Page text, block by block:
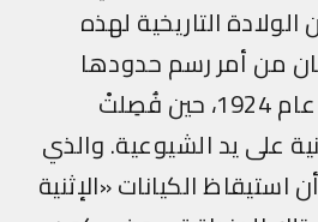
التاريخية لهذه
أمر رسم حدودها
رسماً مصطنعاً منذ عام 1924، حين فُصِلتْ
يد الشيوعية. والذي
الكيانات «الإثنية